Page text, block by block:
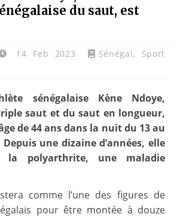
du saut, est
14 Feb 2023 Sénégal, Sport
sénégalaise Kène Ndoye,
saut et du saut en longueur,
de 44 ans dans la nuit du 13 au
une dizaine d’années, elle
la polyarthrite, une maladie
comme l’une des figures de
pour être montée à douze